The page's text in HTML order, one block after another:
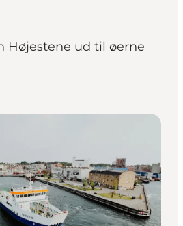
Højestene ud til øerne